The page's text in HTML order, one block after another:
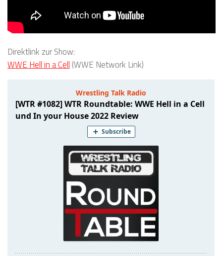
Direktlink zur Show:
WWE Hell in a Cell (WWE Network Link)